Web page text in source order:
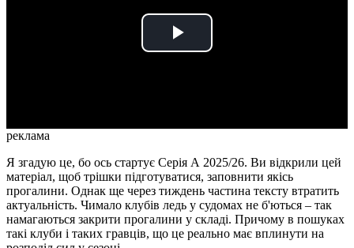
Play
реклама
Я згадую це, бо ось стартує Серія А 2025/26. Ви відкрили цей
матеріал, щоб трішки підготуватися, заповнити якісь
прогалини. Однак ще через тиждень частина тексту втратить
актуальність. Чимало клубів ледь у судомах не б'ються – так
намагаються закрити прогалини у складі. Причому в пошуках
такі клуби і таких гравців, що це реально має вплинути на